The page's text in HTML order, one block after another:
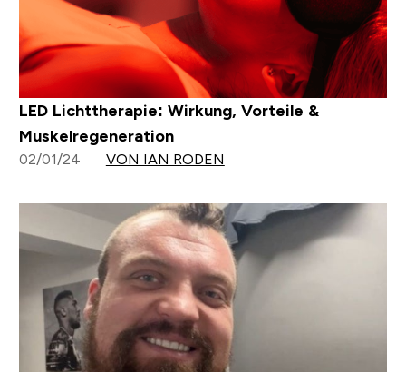
LED Lichttherapie: Wirkung, Vorteile &
Muskelregeneration
02/01/24 VON IAN RODEN